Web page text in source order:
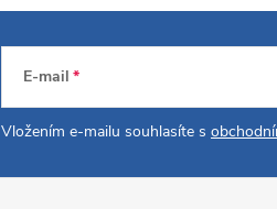
E-mail
Vložením e-mailu souhlasíte s